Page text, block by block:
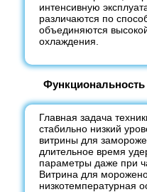
интенсивную
различаются по
объединяются
охлаждения.
Главная задача
стабильно низкий
витрины для
длительное время
параметры даже при
Витрина для
низкотемпературная